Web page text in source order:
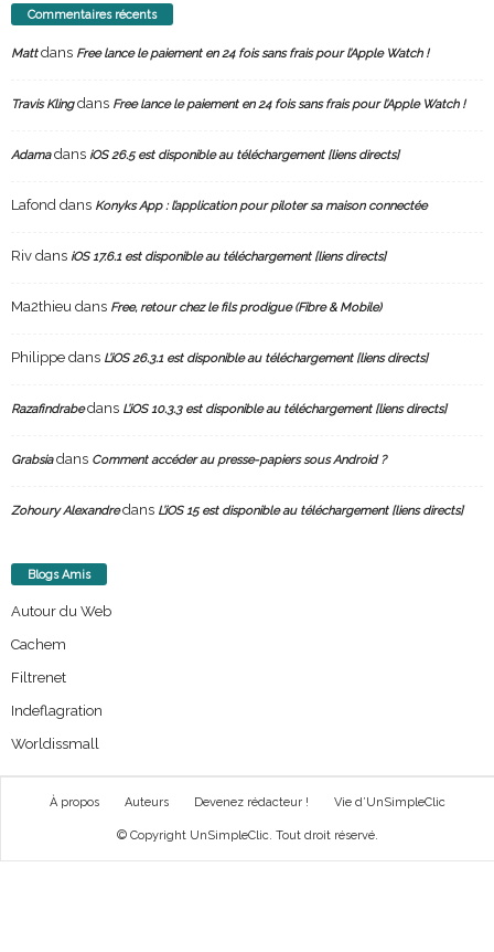
Commentaires récents
Mattdans Free lance le paiement en 24 fois sans frais pour l’Apple Watch !
Travis Klingdans Free lance le paiement en 24 fois sans frais pour l’Apple Watch !
Adamadans iOS 26.5 est disponible au téléchargement [liens directs]
Lafond dans Konyks App : l’application pour piloter sa maison connectée
Riv dans iOS 17.6.1 est disponible au téléchargement [liens directs]
Ma2thieu dans Free, retour chez le fils prodigue (Fibre & Mobile)
Philippe dans L’iOS 26.3.1 est disponible au téléchargement [liens directs]
Razafindrabedans L’iOS 10.3.3 est disponible au téléchargement [liens directs]
Grabsiadans Comment accéder au presse-papiers sous Android ?
Zohoury Alexandredans L’iOS 15 est disponible au téléchargement [liens directs]
Blogs Amis
Autour du Web
Cachem
Filtrenet
Indeflagration
Worldissmall
À propos Auteurs Devenez rédacteur ! Vie d’UnSimpleClic
© Copyright UnSimpleClic. Tout droit réservé.